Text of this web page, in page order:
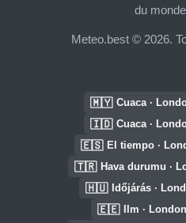
du
Meteo.best © 2026.
🇲🇾 Cuaca ·
🇮🇩 Cuaca ·
🇪🇸 El tiempo ·
🇹🇷 Hava durumu ·
🇭🇺 Időjárás ·
🇪🇪 Ilm ·